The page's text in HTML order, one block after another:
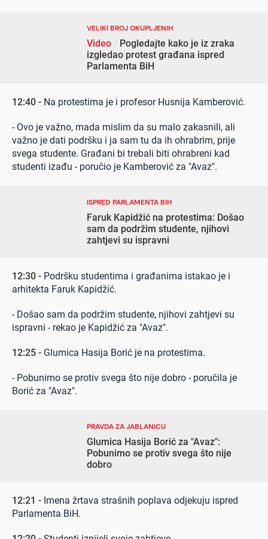
VELIKI BROJ OKUPLJENIH
Video / Pogledajte kako je iz zraka
izgledao protest građana ispred
Parlamenta BiH
12:40 - Na protestima je i profesor Husnija Kamberović.
- Ovo je važno, mada mislim da su malo zakasnili, ali
važno je dati podršku i ja sam tu da ih ohrabrim, prije
svega studente. Građani bi trebali biti ohrabreni kad
studenti izađu - poručio je Kamberović za "Avaz".
ISPRED PARLAMENTA BIH
Faruk Kapidžić na protestima: Došao
sam da podržim studente, njihovi
zahtjevi su ispravni
12:30 - Podršku studentima i građanima istakao je i
arhitekta Faruk Kapidžić.
- Došao sam da podržim studente, njihovi zahtjevi su
ispravni - rekao je Kapidžić za "Avaz".
12:25 - Glumica Hasija Borić je na protestima.
- Pobunimo se protiv svega što nije dobro - poručila je
Borić za "Avaz".
PRAVDA ZA JABLANICU
Glumica Hasija Borić za "Avaz":
Pobunimo se protiv svega što nije
dobro
12:21 - Imena žrtava strašnih poplava odjekuju ispred
Parlamenta BiH.